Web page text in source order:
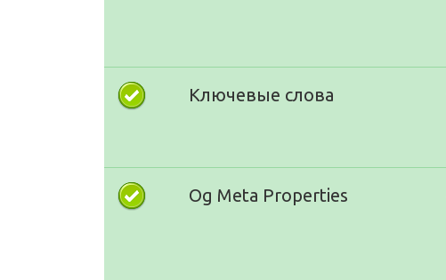
Ключевые слова
Og Meta Properties